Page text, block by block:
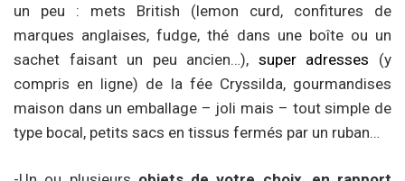
un peu : mets British (lemon curd, confitures de
marques anglaises, fudge, thé dans une boîte ou un
sachet faisant un peu ancien…), super adresses (y
compris en ligne) de la fée Cryssilda, gourmandises
maison dans un emballage – joli mais – tout simple de
type bocal, petits sacs en tissus fermés par un ruban…